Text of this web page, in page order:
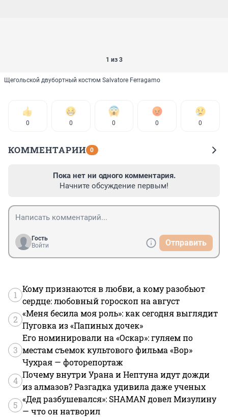
1 из 3
Щегольской двубортный костюм Salvatore Ferragamo
0 0 0 0 0
КОММЕНТАРИИ 0
Пока нет ни одного комментария.
Начните обсуждение первым!
Гость
Войти
Отправить
1
Кому признаются в любви, а кому разобьют
сердце: любовный гороскоп на август
2
«Меня бесила моя роль»: как сегодня выглядит
Пуговка из «Папиных дочек»
3
Его номинировали на «Оскар»: гуляем по
местам съемок культового фильма «Вор»
Чухрая — фоторепортаж
4
Почему внутри Урана и Нептуна идут дожди
из алмазов? Разгадка удивила даже ученых
5
«Дед разбушевался»: SHAMAN довел Мизулину
— что он натворил